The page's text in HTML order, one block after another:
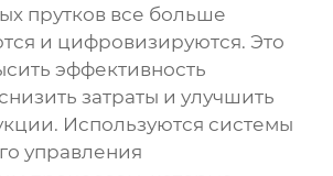
прутков все больше
и цифровизируются. Это
эффективность
затраты и улучшить
Используются системы
управления